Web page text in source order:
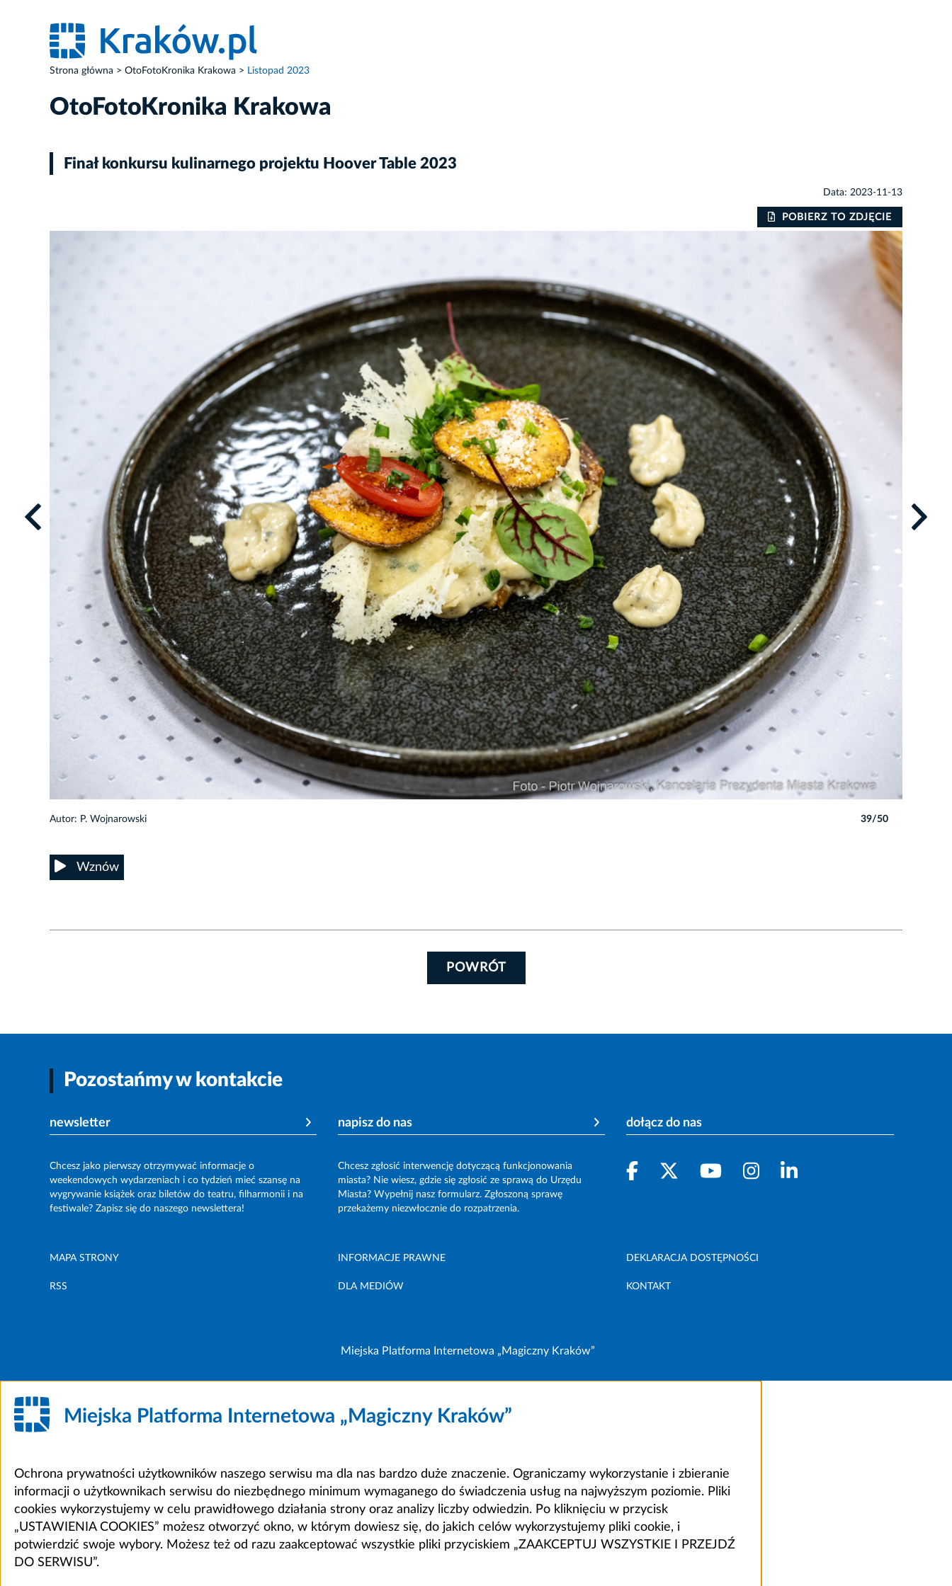
Strona główna OtoFotoKronika Krakowa Listopad 2023
OtoFotoKronika Krakowa
Finał konkursu kulinarnego projektu Hoover Table 2023
Data: 2023-11-13
POBIERZ TO ZDJĘCIE
Autor: P. Wojnarowski 39/50
Wznów
POWRÓT
Pozostańmy w kontakcie
newsletter
Chcesz jako pierwszy otrzymywać informacje o
weekendowych wydarzeniach i co tydzień mieć szansę na
wygrywanie książek oraz biletów do teatru, filharmonii i na
festiwale? Zapisz się do naszego newslettera!
napisz do nas
Chcesz zgłosić interwencję dotyczącą funkcjonowania
miasta? Nie wiesz, gdzie się zgłosić ze sprawą do Urzędu
Miasta? Wypełnij nasz formularz. Zgłoszoną sprawę
przekażemy niezwłocznie do rozpatrzenia.
dołącz do nas
MAPA STRONY INFORMACJE PRAWNE DEKLARACJA DOSTĘPNOŚCI
RSS DLA MEDIÓW KONTAKT
Miejska Platforma Internetowa „Magiczny Kraków”
Miejska Platforma Internetowa „Magiczny Kraków”
Ochrona prywatności użytkowników naszego serwisu ma dla nas bardzo duże znaczenie. Ograniczamy wykorzystanie i zbieranie
informacji o użytkownikach serwisu do niezbędnego minimum wymaganego do świadczenia usług na najwyższym poziomie. Pliki
cookies wykorzystujemy w celu prawidłowego działania strony oraz analizy liczby odwiedzin. Po kliknięciu w przycisk
„USTAWIENIA COOKIES” możesz otworzyć okno, w którym dowiesz się, do jakich celów wykorzystujemy pliki cookie, i
potwierdzić swoje wybory. Możesz też od razu zaakceptować wszystkie pliki przyciskiem „ZAAKCEPTUJ WSZYSTKIE I PRZEJDŹ
DO SERWISU”.